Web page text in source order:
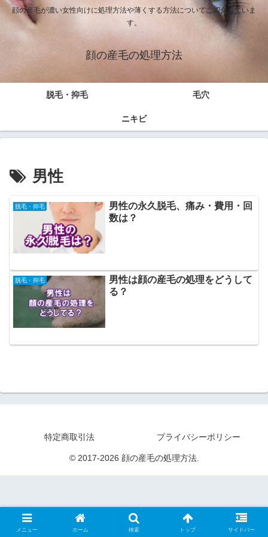
顔の産毛が濃い女性向けに処理方法や薄くする方法についてご紹介していま
す。
顔の産毛の処理方法
脱毛・抑毛 毛穴
ニキビ
男性
脱毛・抑毛
男性の永久脱毛、痛み・費用・回
数は？
脱毛・抑毛
男性は顔の産毛の処理をどうして
る？
特定商取引法 プライバシーポリシー
© 2017-2026 顔の産毛の処理方法.
メニュー ホーム 検索 トップ サイドバー